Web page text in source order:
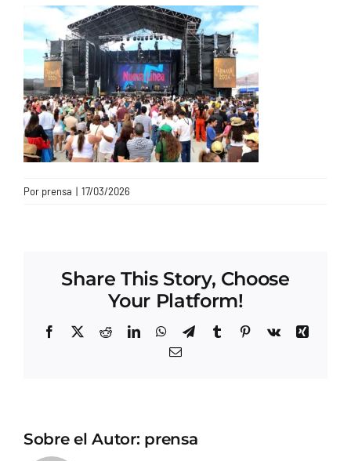
CONTACTO
Por prensa | 17/03/2026
Share This Story, Choose
Your Platform!
Facebook
X RedditLinkedInWhatsApp
TelegramTumblrPinterest
Vk
Xing
Correo
Sobre el Autor: prensa